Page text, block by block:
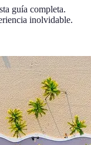
guía completa.
inolvidable.